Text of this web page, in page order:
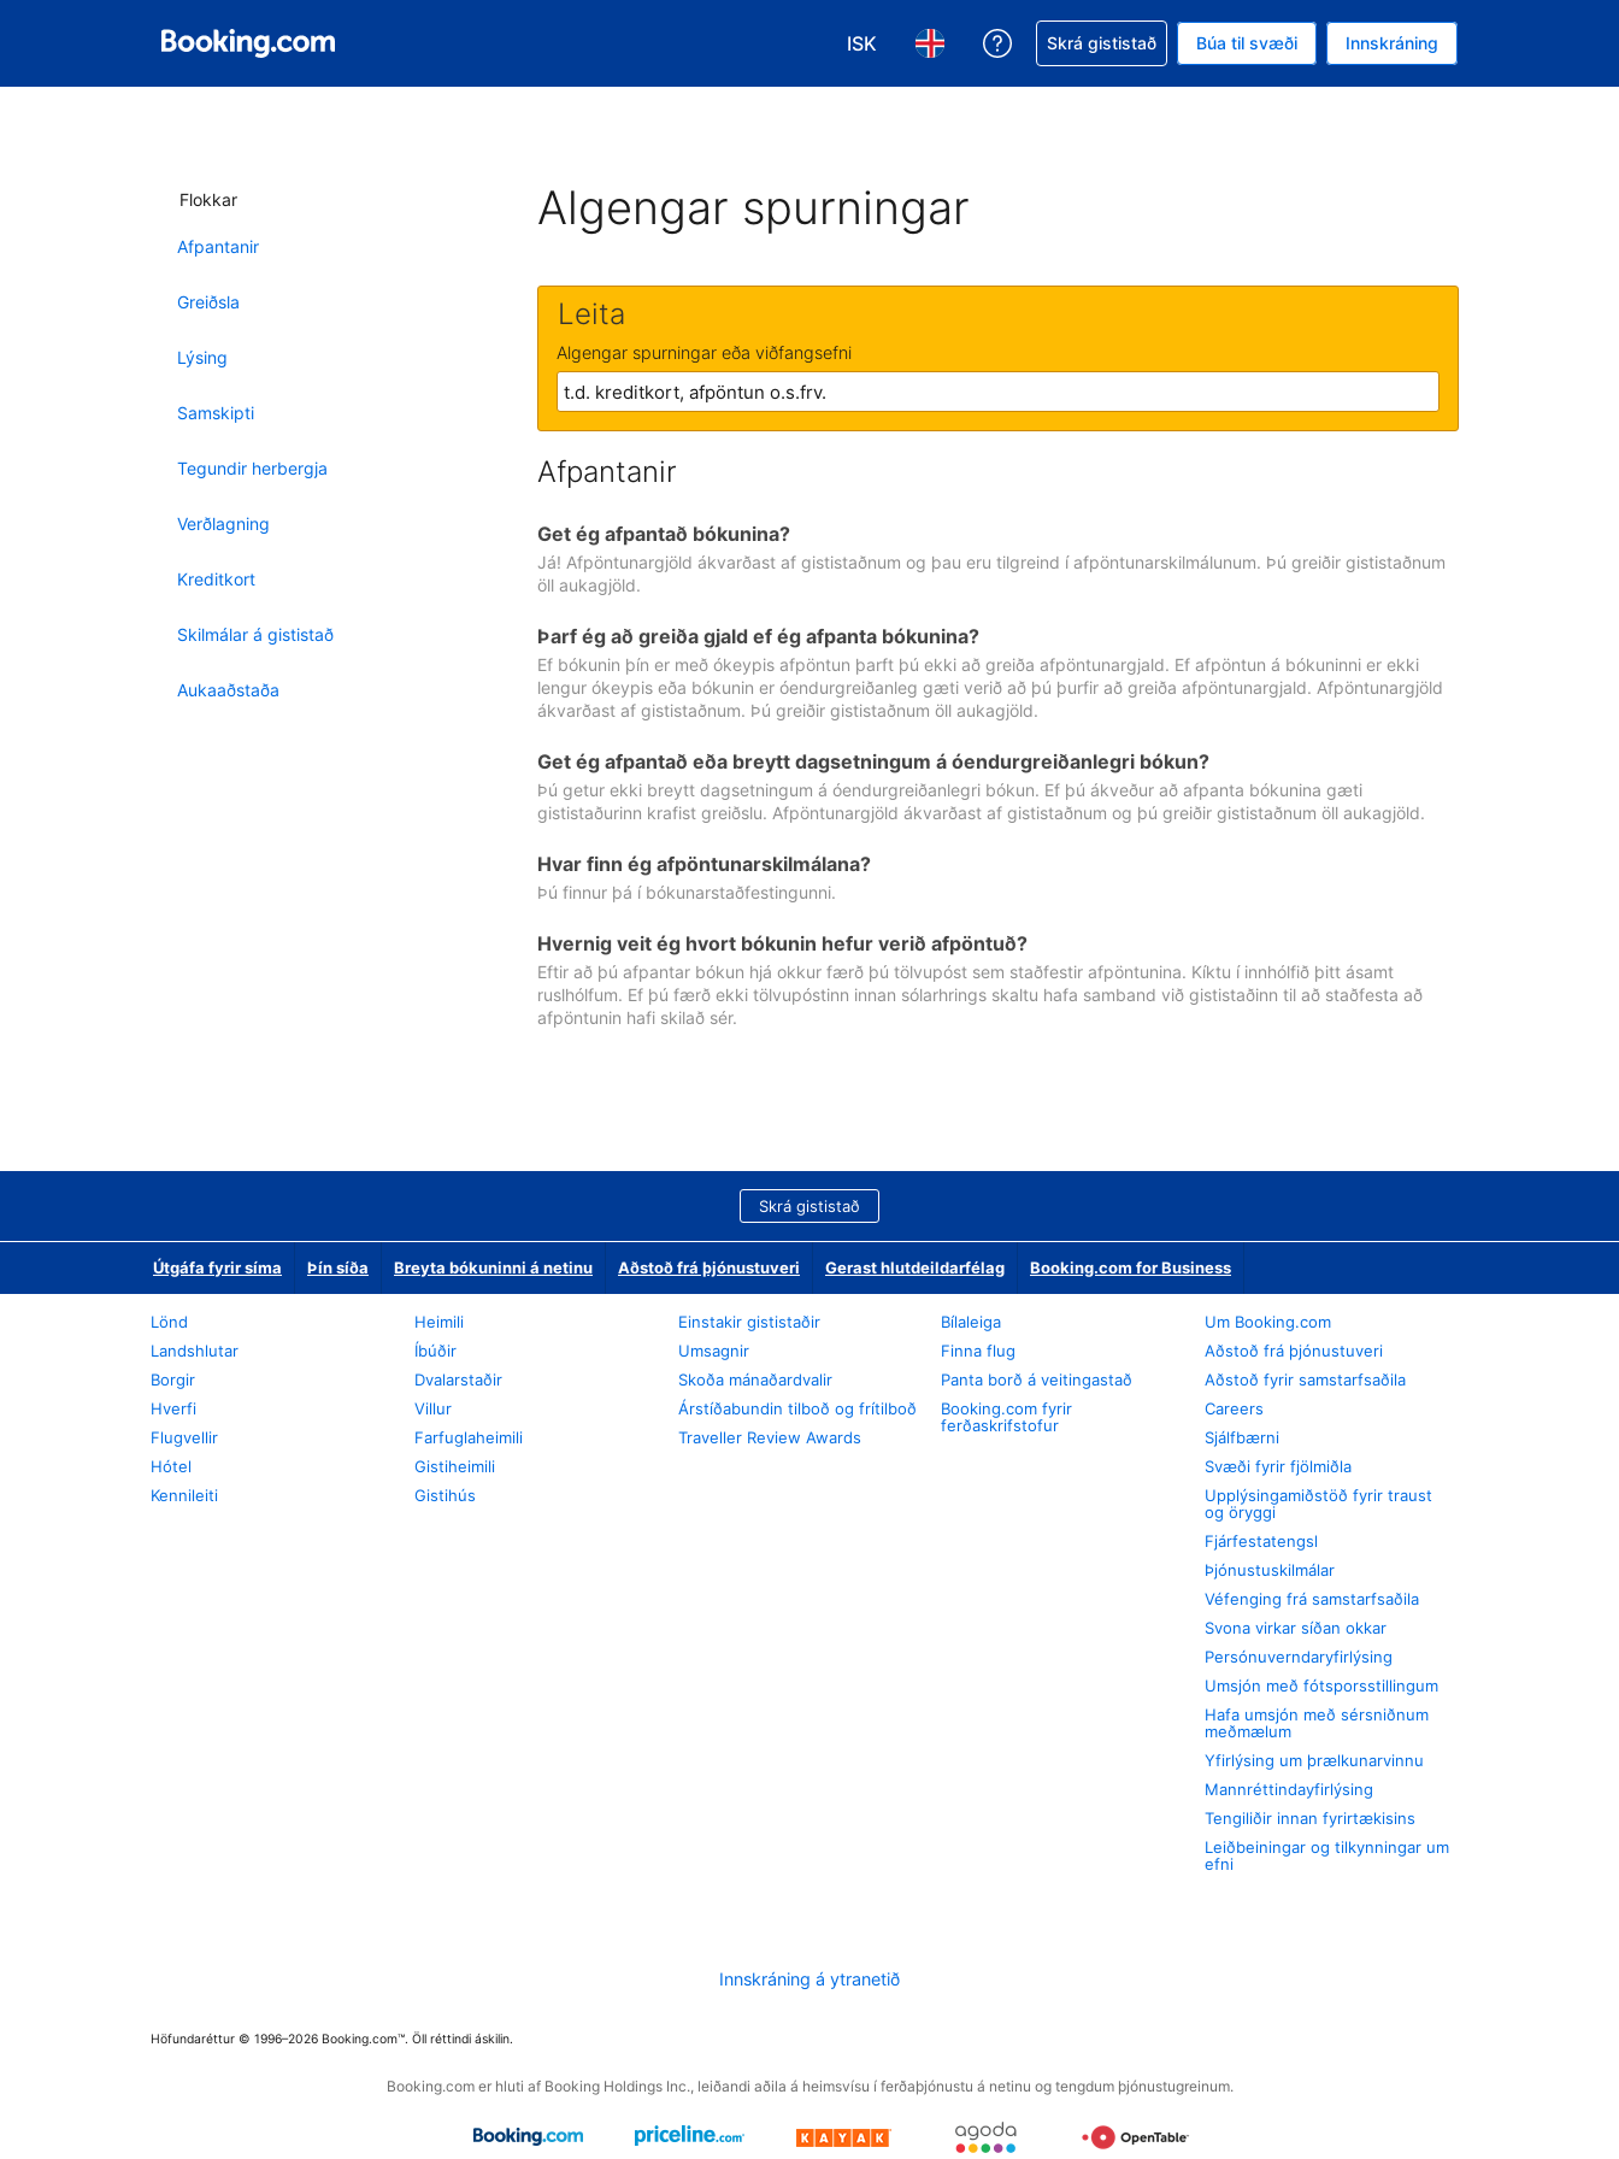
ISK
Veldu gjaldmiðil. Í augnablikinu er gjaldmiðillinn Íslensk króna
Veldu þitt tungumál. Í augnablikinu er tungumál þitt Íslensku
Fá aðstoð við bókunina
Skrá gististað Búa til svæði Innskráning
Flokkar
Afpantanir
Greiðsla
Lýsing
Samskipti
Tegundir herbergja
Verðlagning
Kreditkort
Skilmálar á gististað
Aukaaðstaða
Algengar spurningar
Leita
Algengar spurningar eða viðfangsefni
Afpantanir
Get ég afpantað bókunina?
Já! Afpöntunargjöld ákvarðast af gististaðnum og þau eru tilgreind í afpöntunarskilmálunum. Þú greiðir gististaðnum
öll aukagjöld.
Þarf ég að greiða gjald ef ég afpanta bókunina?
Ef bókunin þín er með ókeypis afpöntun þarft þú ekki að greiða afpöntunargjald. Ef afpöntun á bókuninni er ekki
lengur ókeypis eða bókunin er óendurgreiðanleg gæti verið að þú þurfir að greiða afpöntunargjald. Afpöntunargjöld
ákvarðast af gististaðnum. Þú greiðir gististaðnum öll aukagjöld.
Get ég afpantað eða breytt dagsetningum á óendurgreiðanlegri bókun?
Þú getur ekki breytt dagsetningum á óendurgreiðanlegri bókun. Ef þú ákveður að afpanta bókunina gæti
gististaðurinn krafist greiðslu. Afpöntunargjöld ákvarðast af gististaðnum og þú greiðir gististaðnum öll aukagjöld.
Hvar finn ég afpöntunarskilmálana?
Þú finnur þá í bókunarstaðfestingunni.
Hvernig veit ég hvort bókunin hefur verið afpöntuð?
Eftir að þú afpantar bókun hjá okkur færð þú tölvupóst sem staðfestir afpöntunina. Kíktu í innhólfið þitt ásamt
ruslhólfum. Ef þú færð ekki tölvupóstinn innan sólarhrings skaltu hafa samband við gististaðinn til að staðfesta að
afpöntunin hafi skilað sér.
Skrá gististað
Útgáfa fyrir síma Þín síða Breyta bókuninni á netinu Aðstoð frá þjónustuveri Gerast hlutdeildarfélag Booking.com for Business
Lönd
Landshlutar
Borgir
Hverfi
Flugvellir
Hótel
Kennileiti
Heimili
Íbúðir
Dvalarstaðir
Villur
Farfuglaheimili
Gistiheimili
Gistihús
Einstakir gististaðir
Umsagnir
Skoða mánaðardvalir
Árstíðabundin tilboð og frítilboð
Traveller Review Awards
Bílaleiga
Finna flug
Panta borð á veitingastað
Booking.com fyrir
ferðaskrifstofur
Um Booking.com
Aðstoð frá þjónustuveri
Aðstoð fyrir samstarfsaðila
Careers
Sjálfbærni
Svæði fyrir fjölmiðla
Upplýsingamiðstöð fyrir traust
og öryggi
Fjárfestatengsl
Þjónustuskilmálar
Véfenging frá samstarfsaðila
Svona virkar síðan okkar
Persónuverndaryfirlýsing
Umsjón með fótsporsstillingum
Hafa umsjón með sérsniðnum
meðmælum
Yfirlýsing um þrælkunarvinnu
Mannréttindayfirlýsing
Tengiliðir innan fyrirtækisins
Leiðbeiningar og tilkynningar um
efni
Innskráning á ytranetið
Höfundaréttur © 1996–2026 Booking.com™. Öll réttindi áskilin.
Booking.com er hluti af Booking Holdings Inc., leiðandi aðila á heimsvísu í ferðaþjónustu á netinu og tengdum þjónustugreinum.